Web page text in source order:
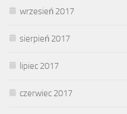
wrzesień 2017
sierpień 2017
lipiec 2017
czerwiec 2017